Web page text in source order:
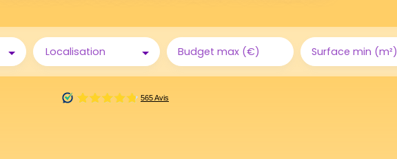
Localisation Budget max (€) Surface min (m²)